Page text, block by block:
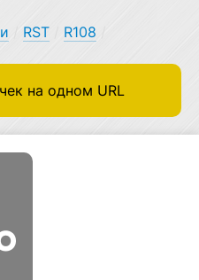
RST R108
на одном URL